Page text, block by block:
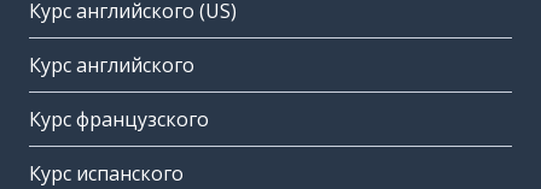
Курс английского (US)
Курс английского
Курс французского
Курс испанского